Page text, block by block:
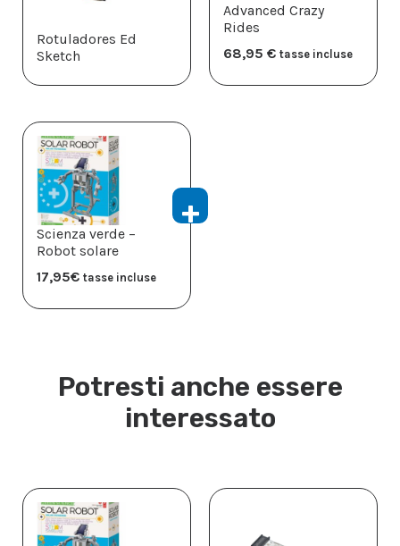
Rotuladores Ed
Sketch
Advanced Crazy
Rides
68,95 € tasse incluse
Scienza verde –
Robot solare
17,95€ tasse incluse
Potresti anche essere
interessato